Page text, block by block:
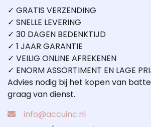
✓ GRATIS VERZENDING
✓ SNELLE LEVERING
✓ 30 DAGEN BEDENKTIJD
✓ 1 JAAR GARANTIE
✓ VEILIG ONLINE AFREKENEN
✓ ENORM ASSORTIMENT EN LAGE
Advies nodig bij het kopen van
graag van dienst.
info@accuinc.nl